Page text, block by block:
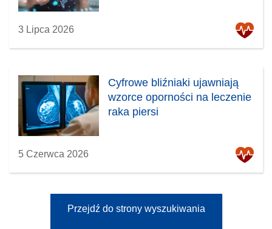
3 Lipca 2026
Cyfrowe bliźniaki ujawniają
wzorce oporności na leczenie
raka piersi
5 Czerwca 2026
Przejdź do strony wyszukiwania